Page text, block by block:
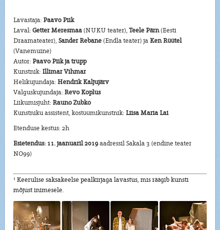
Lavastaja: Paavo Piik
Laval:Getter Meresmaa(NUKU teater),Teele Pärn(Eesti
Draamateater),Sander Rebane(Endla teater) ja Ken Rüütel
(Vanemuine)
Autor: Paavo Piik ja trupp
Kunstnik: Illimar Vihmar
Helikujundaja: Hendrik Kaljujärv
Valguskujundaja: Revo Koplus
Liikumisjuht: Rauno Zubko
Kunstniku assistent, kostüümikunstnik: Liisa Maria Lai
Etenduse kestus: 2h
Esietendus: 11. jaanuaril 2019aadressil Sakala 3 (endine teater
NO99)
¹ Keerulise saksakeelse pealkirjaga lavastus, mis räägib kunsti
mõjust inimesele.